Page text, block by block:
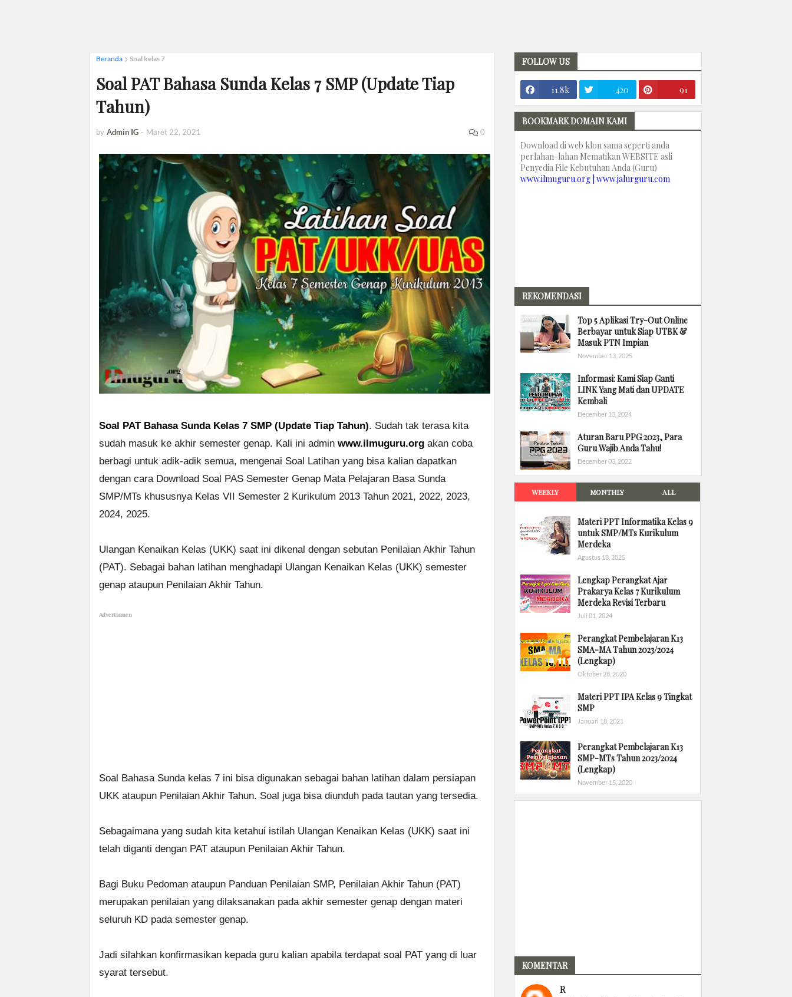
Beranda Soal kelas 7
Soal PAT Bahasa Sunda Kelas 7 SMP (Update Tiap
Tahun)
by Admin IG - Maret 22, 2021 0
Soal PAT Bahasa Sunda Kelas 7 SMP (Update Tiap Tahun). Sudah tak terasa kita
sudah masuk ke akhir semester genap. Kali ini admin www.ilmuguru.org akan coba
berbagi untuk adik-adik semua, mengenai Soal Latihan yang bisa kalian dapatkan
dengan cara Download Soal PAS Semester Genap Mata Pelajaran Basa Sunda
SMP/MTs khususnya Kelas VII Semester 2 Kurikulum 2013 Tahun 2021, 2022, 2023,
2024, 2025.
Ulangan Kenaikan Kelas (UKK) saat ini dikenal dengan sebutan Penilaian Akhir Tahun
(PAT). Sebagai bahan latihan menghadapi Ulangan Kenaikan Kelas (UKK) semester
genap ataupun Penilaian Akhir Tahun.
Advertismen
Soal Bahasa Sunda kelas 7 ini bisa digunakan sebagai bahan latihan dalam persiapan
UKK ataupun Penilaian Akhir Tahun. Soal juga bisa diunduh pada tautan yang tersedia.
Sebagaimana yang sudah kita ketahui istilah Ulangan Kenaikan Kelas (UKK) saat ini
telah diganti dengan PAT ataupun Penilaian Akhir Tahun.
Bagi Buku Pedoman ataupun Panduan Penilaian SMP, Penilaian Akhir Tahun (PAT)
merupakan penilaian yang dilaksanakan pada akhir semester genap dengan materi
seluruh KD pada semester genap.
Jadi silahkan konfirmasikan kepada guru kalian apabila terdapat soal PAT yang di luar
syarat tersebut.
FOLLOW US
11.8k 420 91
BOOKMARK DOMAIN KAMI
Download di web klon sama seperti anda
perlahan-lahan Mematikan WEBSITE asli
Penyedia File Kebutuhan Anda (Guru)
www.ilmuguru.org | www.jalurguru.com
REKOMENDASI
Top 5 Aplikasi Try-Out Online
Berbayar untuk Siap UTBK &
Masuk PTN Impian
November 13, 2025
Informasi: Kami Siap Ganti
LINK Yang Mati dan UPDATE
Kembali
December 13, 2024
Aturan Baru PPG 2023, Para
Guru Wajib Anda Tahu!
December 03, 2022
WEEKLY MONTHLY ALL
Materi PPT Informatika Kelas 9
untuk SMP/MTs Kurikulum
Merdeka
Agustus 18, 2025
Lengkap Perangkat Ajar
Prakarya Kelas 7 Kurikulum
Merdeka Revisi Terbaru
Juli 01, 2024
Perangkat Pembelajaran K13
SMA-MA Tahun 2023/2024
(Lengkap)
Oktober 28, 2020
Materi PPT IPA Kelas 9 Tingkat
SMP
Januari 18, 2021
Perangkat Pembelajaran K13
SMP-MTs Tahun 2023/2024
(Lengkap)
November 15, 2020
KOMENTAR
R